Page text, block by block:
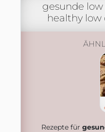
gesunde
healthy low
Rezepte für